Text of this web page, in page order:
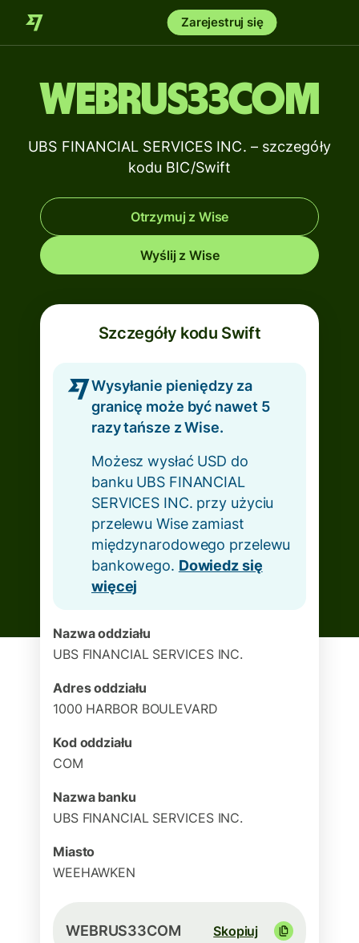
Zarejestruj się
WEBRUS33COM
UBS FINANCIAL SERVICES INC. – szczegóły
kodu BIC/Swift
Otrzymuj z Wise
Wyślij z Wise
Szczegóły kodu Swift
Wysyłanie pieniędzy za
granicę może być nawet 5
razy tańsze z Wise.
Możesz wysłać USD do
banku UBS FINANCIAL
SERVICES INC. przy użyciu
przelewu Wise zamiast
międzynarodowego przelewu
bankowego. Dowiedz się
więcej
Nazwa oddziału
UBS FINANCIAL SERVICES INC.
Adres oddziału
1000 HARBOR BOULEVARD
Kod oddziału
COM
Nazwa banku
UBS FINANCIAL SERVICES INC.
Miasto
WEEHAWKEN
WEBRUS33COM Skopiuj